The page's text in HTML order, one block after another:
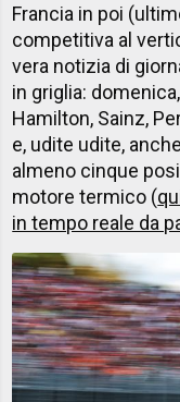
Francia in poi
competitiva al
vera notizia di
in griglia:
Hamilton, Sainz,
e, udite udite,
almeno cinque
motore termico (
in tempo reale da